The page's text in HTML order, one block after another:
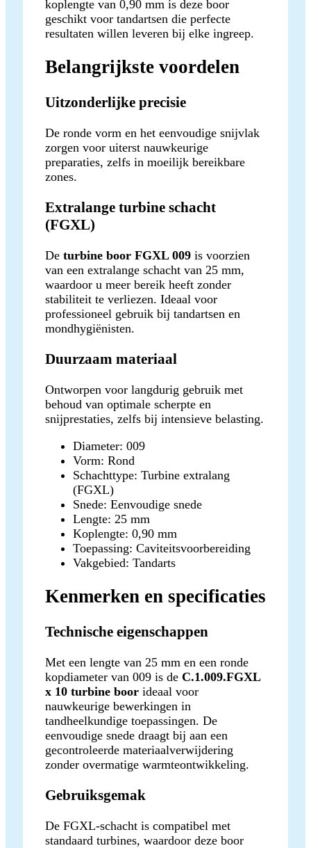
koplengte van 0,90 mm is deze boor
geschikt voor tandartsen die perfecte
resultaten willen leveren bij elke ingreep.
Belangrijkste voordelen
Uitzonderlijke precisie
De ronde vorm en het eenvoudige snijvlak
zorgen voor uiterst nauwkeurige
preparaties, zelfs in moeilijk bereikbare
zones.
Extralange turbine schacht
(FGXL)
De turbine boor FGXL 009 is voorzien
van een extralange schacht van 25 mm,
waardoor u meer bereik heeft zonder
stabiliteit te verliezen. Ideaal voor
professioneel gebruik bij tandartsen en
mondhygiënisten.
Duurzaam materiaal
Ontworpen voor langdurig gebruik met
behoud van optimale scherpte en
snijprestaties, zelfs bij intensieve belasting.
Diameter: 009
Vorm: Rond
Schachttype: Turbine extralang
(FGXL)
Snede: Eenvoudige snede
Lengte: 25 mm
Koplengte: 0,90 mm
Toepassing: Caviteitsvoorbereiding
Vakgebied: Tandarts
Kenmerken en specificaties
Technische eigenschappen
Met een lengte van 25 mm en een ronde
kopdiameter van 009 is de C.1.009.FGXL
x 10 turbine boor ideaal voor
nauwkeurige bewerkingen in
tandheelkundige toepassingen. De
eenvoudige snede draagt bij aan een
gecontroleerde materiaalverwijdering
zonder overmatige warmteontwikkeling.
Gebruiksgemak
De FGXL-schacht is compatibel met
standaard turbines, waardoor deze boor